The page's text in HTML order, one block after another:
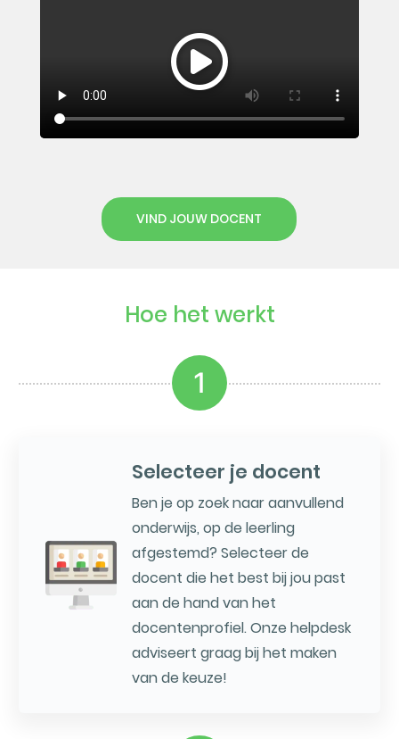
VIND JOUW DOCENT
Hoe het werkt
1
Selecteer je docent
Ben je op zoek naar aanvullend
onderwijs, op de leerling
afgestemd? Selecteer de
docent die het best bij jou past
aan de hand van het
docentenprofiel. Onze helpdesk
adviseert graag bij het maken
van de keuze!